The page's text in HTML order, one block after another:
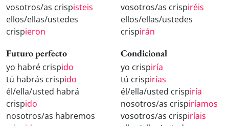
vosotros/as crispisteis
ellos/ellas/ustedes
crispieron
vosotros/as crispiréis
ellos/ellas/ustedes
crispirán
Futuro perfecto
yo habré crispido
tú habrás crispido
él/ella/usted habrá
crispido
nosotros/as habremos
Condicional
yo crispiría
tú crispirías
él/ella/usted crispiría
nosotros/as crispiríamos
vosotros/as crispiríais